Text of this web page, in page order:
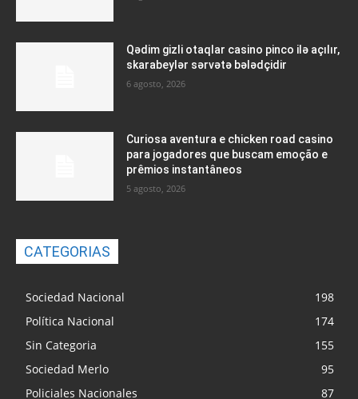
Qədim gizli otaqlar casino pinco ilə açılır,
skarabeylər sərvətə bələdçidir
6 agosto, 2026
Curiosa aventura e chicken road casino
para jogadores que buscam emoção e
prêmios instantâneos
5 agosto, 2026
CATEGORIAS
Sociedad Nacional
198
Política Nacional
174
Sin Categoria
155
Sociedad Merlo
95
Policiales Nacionales
87